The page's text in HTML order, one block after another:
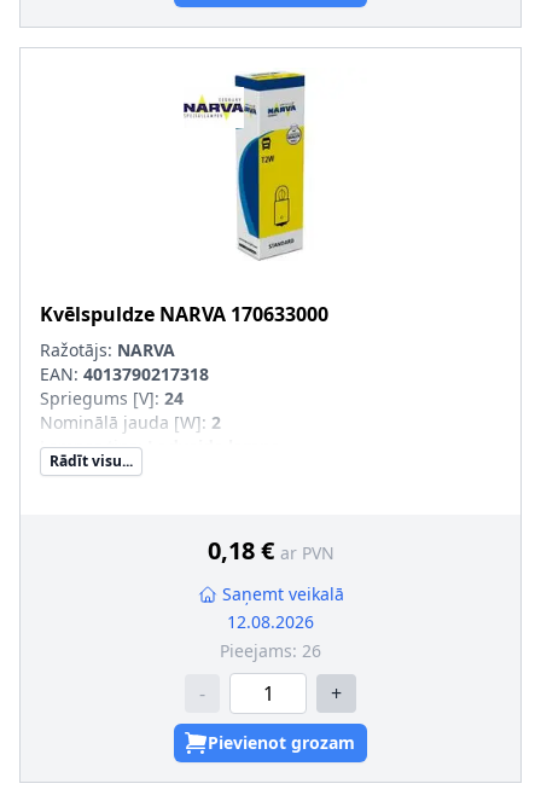
Kvēlspuldze NARVA 170633000
Ražotājs: NARVA
EAN: 4013790217318
Spriegums [V]: 24
Nominālā jauda [W]: 2
Lampas tips:
Kvēlspuldzes cokola konstrukcija
Rādīt visu...
0,18 € ar PVN
Saņemt veikalā
12.08.2026
Pieejams: 26
- +
Pievienot grozam